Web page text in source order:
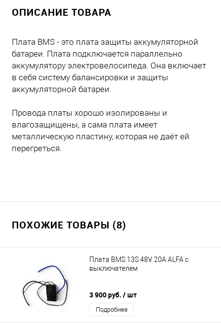
ОПИСАНИЕ ТОВАРА
Плата BMS - это плата защиты аккумуляторной
батареи. Плата подключается параллельно
аккумулятору электровелосипеда. Она включает
в себя систему балансировки и защиты
аккумуляторной батареи.
Провода платы хорошо изолированы и
влагозащищены, а сама плата имеет
металлическую пластину, которая не даёт ей
перегреться.
ПОХОЖИЕ ТОВАРЫ (8)
Плата BMS 13S 48V 20A ALFA с
выключателем
3 900 руб. / шт
Подробнее